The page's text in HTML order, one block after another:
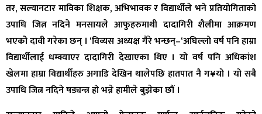
तर, सल्यानटार माविका शिक्षक, अभिभावक र विद्यार्थीले भने प्रतियोगिताको
उपाधि जित्न नदिने मनसायले आफुहरुमाथी दादागिरी शैलीमा आक्रमण
भएकोे दावी गरेका छन् । ‘विव्यस अध्यक्ष गैरे भन्छन्–‘अघिल्लो वर्ष पनि हाम्रा
विद्यार्थीलाई धम्क्याएर दादागिरी देखाएका थिए । यो वर्ष पनि अधिकांश
खेलमा हाम्रा विद्यार्थीहरु अगाडि देखिन थालेपछि हातपात नै ग¥यो । यो सबै
उपाधि जित्न नदिने षड्यन्त्र हो भन्ने हामीले बुझेका छौं ।